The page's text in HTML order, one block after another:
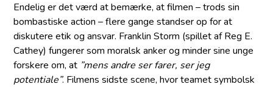
Endelig er det værd at bemærke, at filmen – trods sin
bombastiske action – flere gange standser op for at
diskutere etik og ansvar. Franklin Storm (spillet af Reg E.
Cathey) fungerer som moralsk anker og minder sine unge
forskere om, at ”mens andre ser farer, ser jeg
potentiale”. Filmens sidste scene, hvor teamet symbolsk